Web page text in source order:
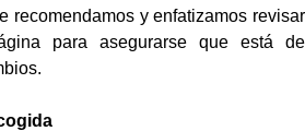
recomendamos y enfatizamos revisar
para asegurarse que está de